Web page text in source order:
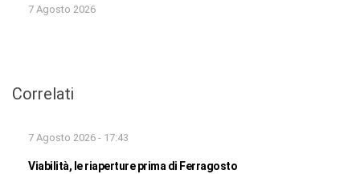
7 Agosto 2026
Correlati
7 Agosto 2026 - 17:43
Viabilità, le riaperture prima di Ferragosto